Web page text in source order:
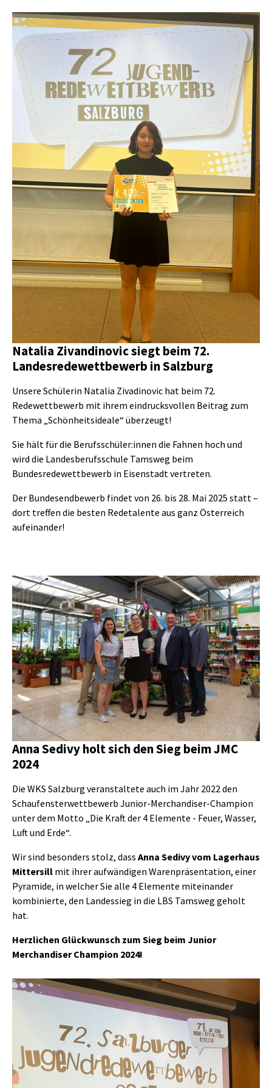
Show larger version
Natalia Zivandinovic siegt beim 72.
Landesredewettbewerb in Salzburg
Unsere Schülerin Natalia Zivadinovic hat beim 72.
Redewettbewerb mit ihrem eindrucksvollen Beitrag zum
Thema „Schönheitsideale“ überzeugt!
Sie hält für die Berufsschüler:innen die Fahnen hoch und
wird die Landesberufsschule Tamsweg beim
Bundesredewettbewerb in Eisenstadt vertreten.
Der Bundesendbewerb findet von 26. bis 28. Mai 2025 statt –
dort treffen die besten Redetalente aus ganz Österreich
aufeinander!
Anna Sedivy holt sich den Sieg beim JMC
2024
Die WKS Salzburg veranstaltete auch im Jahr 2022 den
Schaufensterwettbewerb Junior-Merchandiser-Champion
unter dem Motto „Die Kraft der 4 Elemente - Feuer, Wasser,
Luft und Erde“.
Wir sind besonders stolz, dass Anna Sedivy vom Lagerhaus
Mittersill mit ihrer aufwändigen Warenpräsentation, einer
Pyramide, in welcher Sie alle 4 Elemente miteinander
kombinierte, den Landessieg in die LBS Tamsweg geholt
hat.
Herzlichen Glückwunsch zum Sieg beim Junior
Merchandiser Champion 2024!